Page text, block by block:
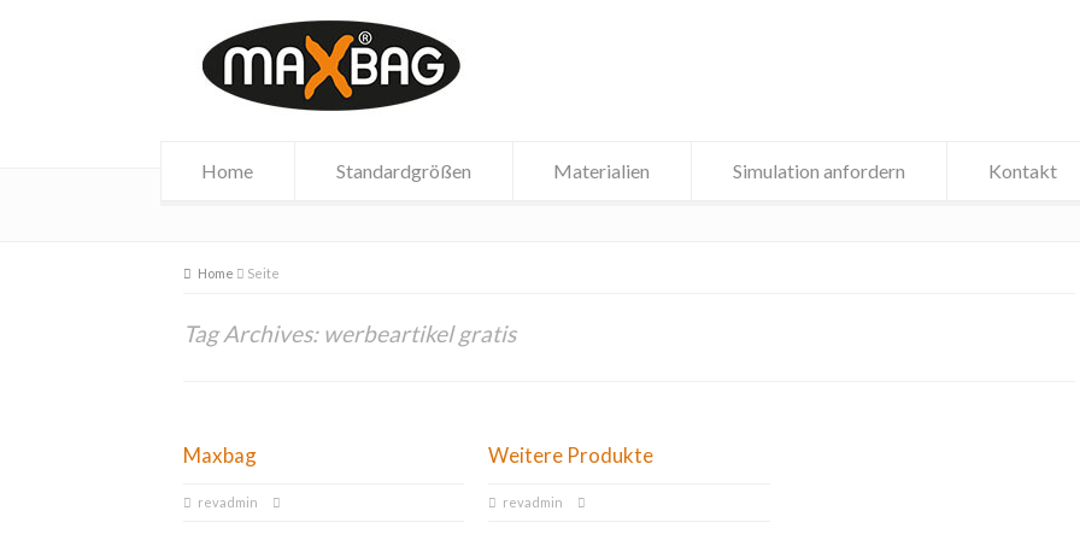
Home Standardgrößen Materialien Simulation anfordern Kontakt
Home Seite
Tag Archives: werbeartikel gratis
Maxbag
revadmin
Weitere Produkte
revadmin